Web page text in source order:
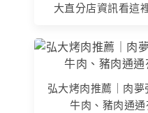
大直分店資訊看這
弘大烤肉推薦｜肉夢
牛肉、豬肉通通